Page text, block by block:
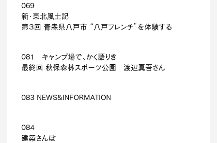
069
新・東北風土記
第３回 青森県八戸市 “八戸フレンチ”を体験する
081 キャンプ場で、かく語りき
最終回 秋保森林スポーツ公園 渡辺真吾さん
083 NEWS&INFORMATION
084
建築さんぽ